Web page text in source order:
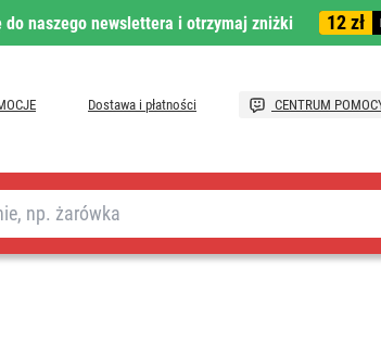
do naszego newslettera i otrzymaj zniżki 12 zł
Dostawa i płatności CENTRUM